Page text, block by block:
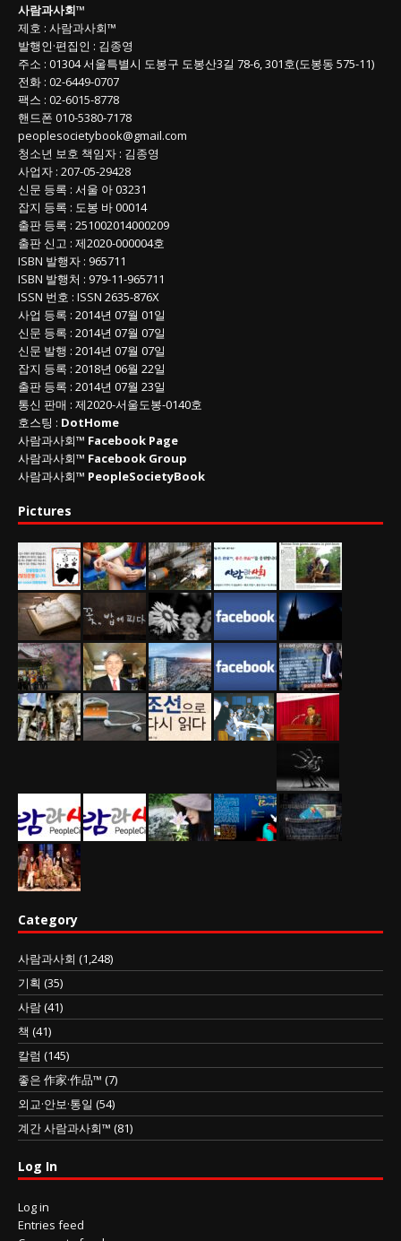
목
록
사람과사회™
제호 : 사람과사회™
발행인·편집인 : 김종영
주소 : 01304서울특별시 도봉구 도봉산3길 78-6, 301호(도봉동 575-11)
전화 : 02-6449-0707
팩스 : 02-6015-8778
핸드폰 010-5380-7178
peoplesocietybook@gmail.com
청소년 보호 책임자 : 김종영
사업자 : 207-05-29428
신문 등록 : 서울 아 03231
잡지 등록 : 도봉 바 00014
출판 등록 : 251002014000209
출판 신고 : 제2020-000004호
ISBN 발행자 : 965711
ISBN 발행처 : 979-11-965711
ISSN 번호 : ISSN 2635-876X
사업 등록 : 2014년 07월 01일
신문 등록 : 2014년 07월 07일
신문 발행 : 2014년 07월 07일
잡지 등록 : 2018년 06월 22일
출판 등록 : 2014년 07월 23일
통신 판매 : 제2020-서울도봉-0140호
호스팅 : DotHome
사람과사회™ Facebook Page
사람과사회™ Facebook Group
사람과사회™ PeopleSocietyBook
Pictures
Category
사람과사회 (1,248)
기획 (35)
사람(41)
책 (41)
칼럼 (145)
좋은 作家·作品™ (7)
외교·안보·통일 (54)
계간 사람과사회™ (81)
Log In
Log in
Entries feed